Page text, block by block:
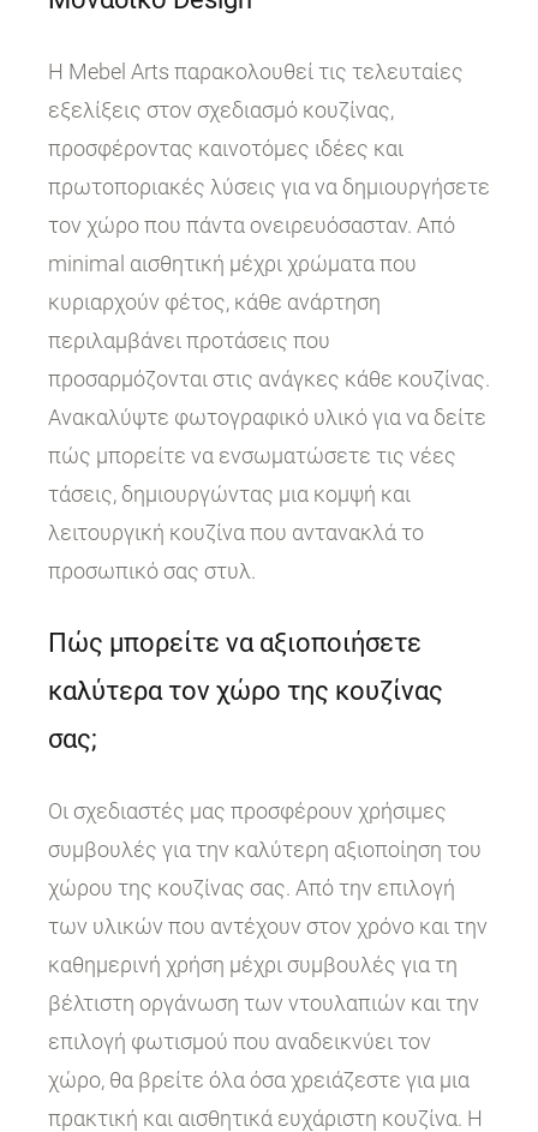
Η Mebel Arts παρακολουθεί τις τελευταίες
εξελίξεις στον σχεδιασμό κουζίνας,
προσφέροντας καινοτόμες ιδέες και
πρωτοποριακές λύσεις για να δημιουργήσετε
τον χώρο που πάντα ονειρευόσασταν. Από
minimal αισθητική μέχρι χρώματα που
κυριαρχούν φέτος, κάθε ανάρτηση
περιλαμβάνει προτάσεις που
προσαρμόζονται στις ανάγκες κάθε κουζίνας.
Ανακαλύψτε φωτογραφικό υλικό για να δείτε
πώς μπορείτε να ενσωματώσετε τις νέες
τάσεις, δημιουργώντας μια κομψή και
λειτουργική κουζίνα που αντανακλά το
προσωπικό σας στυλ.
Πώς μπορείτε να αξιοποιήσετε
καλύτερα τον χώρο της κουζίνας
σας;
Οι σχεδιαστές μας προσφέρουν χρήσιμες
συμβουλές για την καλύτερη αξιοποίηση του
χώρου της κουζίνας σας. Από την επιλογή
των υλικών που αντέχουν στον χρόνο και την
καθημερινή χρήση μέχρι συμβουλές για τη
βέλτιστη οργάνωση των ντουλαπιών και την
επιλογή φωτισμού που αναδεικνύει τον
χώρο, θα βρείτε όλα όσα χρειάζεστε για μια
πρακτική και αισθητικά ευχάριστη κουζίνα. Η